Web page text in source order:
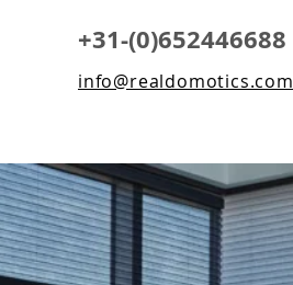
+31-(0)652446688
info@realdomotics.com